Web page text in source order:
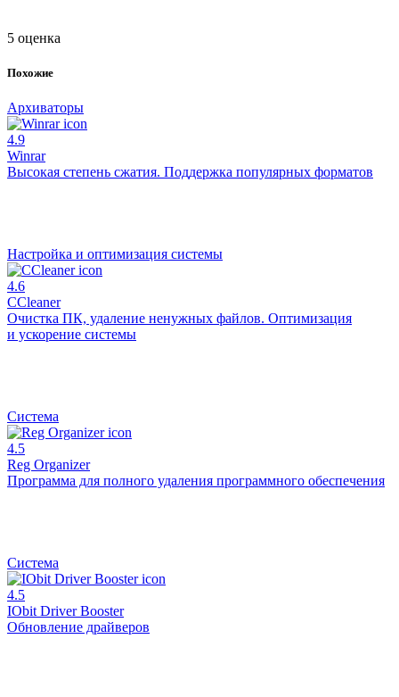
5 оценка
Похожие
Архиваторы
4.9
Winrar
Высокая степень сжатия. Поддержка популярных форматов
Настройка и оптимизация системы
4.6
CCleaner
Очистка ПК, удаление ненужных файлов. Оптимизация
и ускорение системы
Система
4.5
Reg Organizer
Программа для полного удаления программного обеспечения
Система
4.5
IObit Driver Booster
Обновление драйверов